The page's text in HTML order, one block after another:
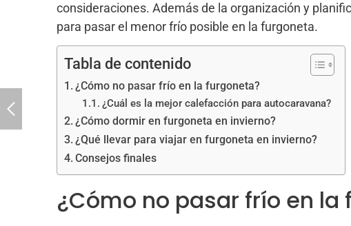
consideraciones. Además de la organización y
para pasar el menor frío posible en la furgoneta.
Tabla de contenido
¿Cómo no pasar frío en la furgoneta?
¿Cuál es la mejor calefacción para autocaravana?
¿Cómo dormir en furgoneta en invierno?
¿Qué llevar para viajar en furgoneta en invierno?
Consejos finales
¿Cómo no pasar frío en la